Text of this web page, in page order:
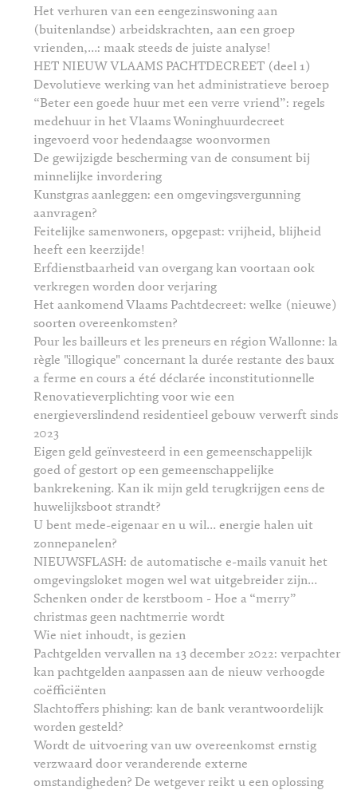
Het verhuren van een eengezinswoning aan
(buitenlandse) arbeidskrachten, aan een groep
vrienden,…: maak steeds de juiste analyse!
HET NIEUW VLAAMS PACHTDECREET (deel 1)
Devolutieve werking van het administratieve beroep
“Beter een goede huur met een verre vriend”: regels
medehuur in het Vlaams Woninghuurdecreet
ingevoerd voor hedendaagse woonvormen
De gewijzigde bescherming van de consument bij
minnelijke invordering
Kunstgras aanleggen: een omgevingsvergunning
aanvragen?
Feitelijke samenwoners, opgepast: vrijheid, blijheid
heeft een keerzijde!
Erfdienstbaarheid van overgang kan voortaan ook
verkregen worden door verjaring
Het aankomend Vlaams Pachtdecreet: welke (nieuwe)
soorten overeenkomsten?
Pour les bailleurs et les preneurs en région Wallonne: la
règle "illogique" concernant la durée restante des baux
a ferme en cours a été déclarée inconstitutionnelle
Renovatieverplichting voor wie een
energieverslindend residentieel gebouw verwerft sinds
2023
Eigen geld geïnvesteerd in een gemeenschappelijk
goed of gestort op een gemeenschappelijke
bankrekening. Kan ik mijn geld terugkrijgen eens de
huwelijksboot strandt?
U bent mede-eigenaar en u wil… energie halen uit
zonnepanelen?
NIEUWSFLASH: de automatische e-mails vanuit het
omgevingsloket mogen wel wat uitgebreider zijn…
Schenken onder de kerstboom - Hoe a “merry”
christmas geen nachtmerrie wordt
Wie niet inhoudt, is gezien
Pachtgelden vervallen na 13 december 2022: verpachter
kan pachtgelden aanpassen aan de nieuw verhoogde
coëfficiënten
Slachtoffers phishing: kan de bank verantwoordelijk
worden gesteld?
Wordt de uitvoering van uw overeenkomst ernstig
verzwaard door veranderende externe
omstandigheden? De wetgever reikt u een oplossing